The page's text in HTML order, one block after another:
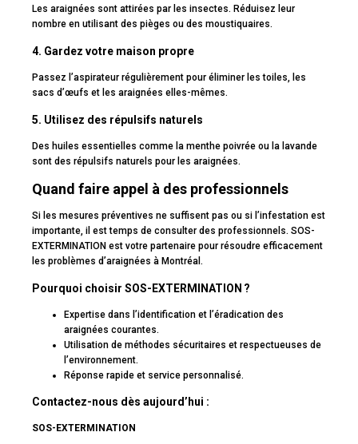
Les araignées sont attirées par les insectes. Réduisez leur
nombre en utilisant des pièges ou des moustiquaires.
4. Gardez votre maison propre
Passez l’aspirateur régulièrement pour éliminer les toiles, les
sacs d’œufs et les araignées elles-mêmes.
5. Utilisez des répulsifs naturels
Des huiles essentielles comme la menthe poivrée ou la lavande
sont des répulsifs naturels pour les araignées.
Quand faire appel à des professionnels
Si les mesures préventives ne suffisent pas ou si l’infestation est
importante, il est temps de consulter des professionnels. SOS-
EXTERMINATION est votre partenaire pour résoudre efficacement
les problèmes d’araignées à Montréal.
Pourquoi choisir SOS-EXTERMINATION ?
Expertise dans l’identification et l’éradication des
araignées courantes.
Utilisation de méthodes sécuritaires et respectueuses de
l’environnement.
Réponse rapide et service personnalisé.
Contactez-nous dès aujourd’hui :
SOS-EXTERMINATION